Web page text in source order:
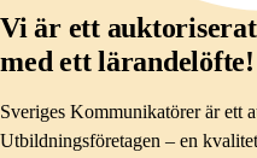
Vi är ett
med ett lärandelöfte!
Sveriges Kommunikatörer är ett
Utbildningsföretagen – en